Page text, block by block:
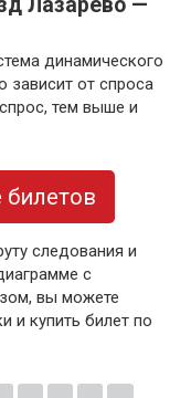
динамического
зависит от спроса
тем выше и
билетов
следования и
с
вы можете
и купить билет по